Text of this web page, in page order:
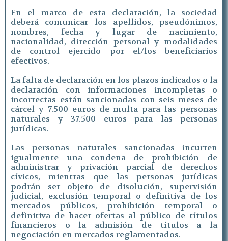
En el marco de esta declaración, la sociedad
deberá comunicar los apellidos, pseudónimos,
nombres, fecha y lugar de nacimiento,
nacionalidad, dirección personal y modalidades
de control ejercido por el/los beneficiarios
efectivos.
La falta de declaración en los plazos indicados o la
declaración con informaciones incompletas o
incorrectas están sancionadas con seis meses de
cárcel y 7.500 euros de multa para las personas
naturales y 37.500 euros para las personas
jurídicas.
Las personas naturales sancionadas incurren
igualmente una condena de prohibición de
administrar y privación parcial de derechos
cívicos, mientras que las personas jurídicas
podrán ser objeto de disolución, supervisión
judicial, exclusión temporal o definitiva de los
mercados públicos, prohibición temporal o
definitiva de hacer ofertas al público de títulos
financieros o la admisión de títulos a la
negociación en mercados reglamentados.